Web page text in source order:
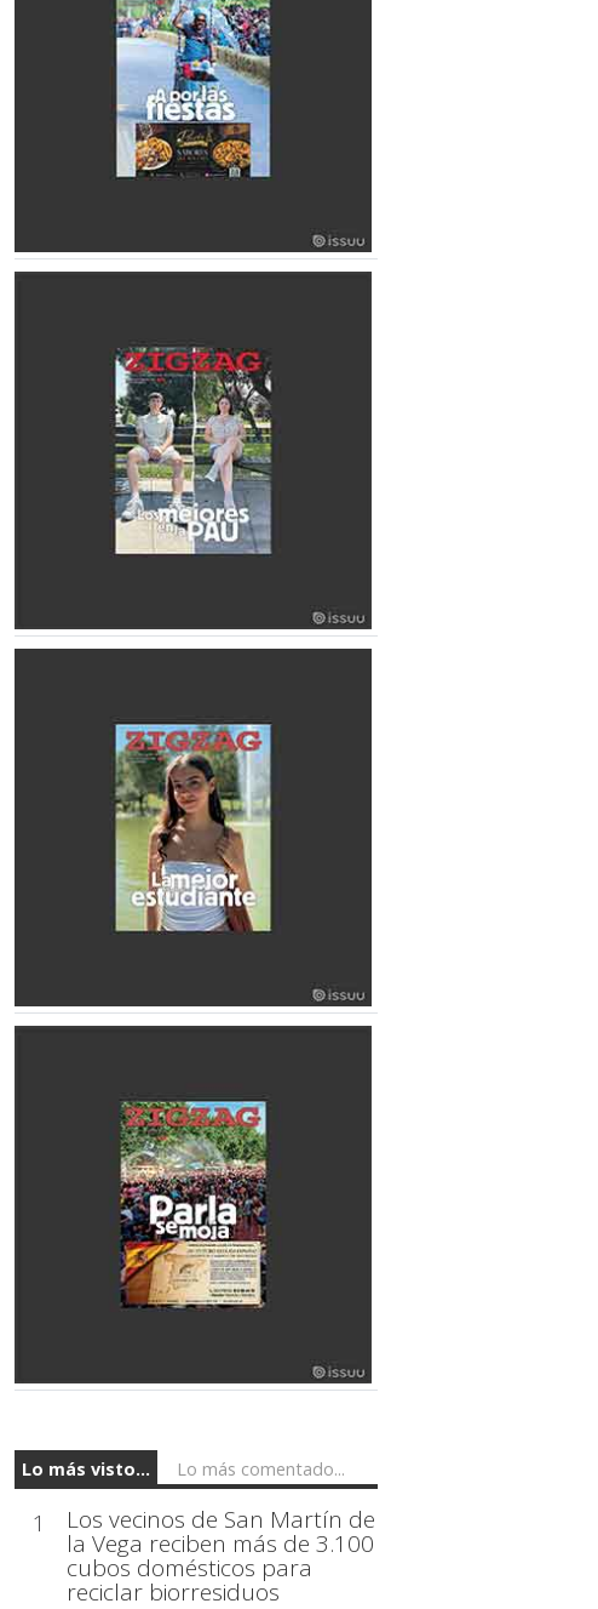
Lo más visto... Lo más comentado...
1 Los vecinos de San Martín de
la Vega reciben más de 3.100
cubos domésticos para
reciclar biorresiduos